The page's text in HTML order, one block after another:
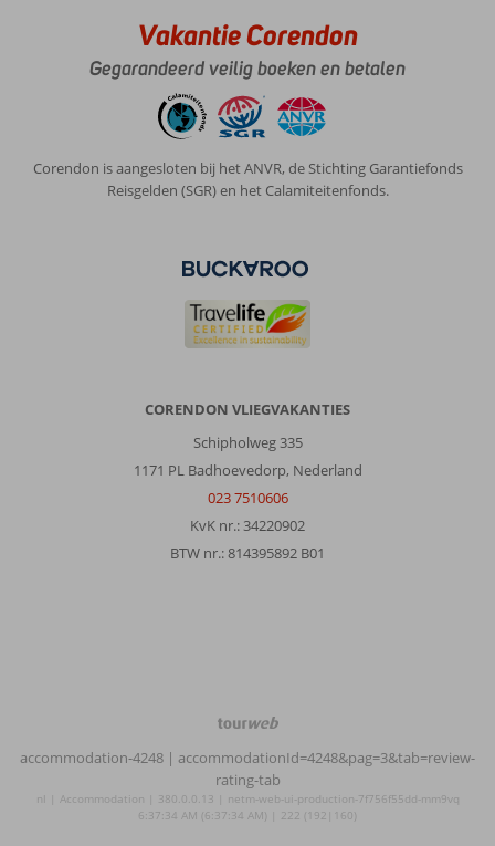
Vakantie Corendon
Gegarandeerd veilig boeken en betalen
Corendon is aangesloten bij het ANVR, de Stichting Garantiefonds
Reisgelden (SGR) en het Calamiteitenfonds.
CORENDON VLIEGVAKANTIES
Schipholweg 335
1171 PL Badhoevedorp, Nederland
023 7510606
KvK nr.: 34220902
BTW nr.: 814395892 B01
TourWeb
©
NetMatch
accommodation-4248 | accommodationId=4248&pag=3&tab=review-
rating-tab
nl | Accommodation | 380.0.0.13 | netm-web-ui-production-7f756f55dd-mm9vq
6:37:34 AM (6:37:34 AM) | 222 (192|160)